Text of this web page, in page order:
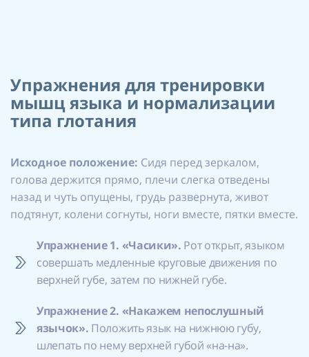
Упражнения для тренировки
мышц языка и нормализации
типа глотания
Исходное положение: Сидя перед зеркалом,
голова держится прямо, плечи слегка отведены
назад и чуть опущены, грудь развернута, живот
подтянут, колени согнуты, ноги вместе, пятки вместе.
Упражнение 1. «Часики». Рот открыт, языком
совершать медленные круговые движения по
верхней губе, затем по нижней губе.
Упражнение 2. «Накажем непослушный
язычок». Положить язык на нижнюю губу,
шлепать по нему верхней губой «на-на».